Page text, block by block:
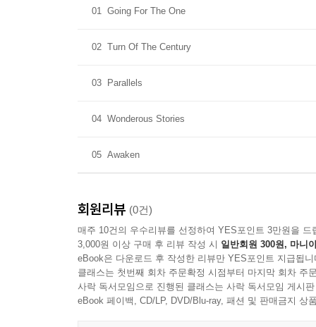
01 Going For The One
02 Turn Of The Century
03 Parallels
04 Wonderous Stories
05 Awaken
회원리뷰 (0건)
매주 10건의 우수리뷰를 선정하여 YES포인트 3만원을 드
3,000원 이상 구매 후 리뷰 작성 시 일반회원 300원, 마니
eBook은 다운로드 후 작성한 리뷰만 YES포인트 지급됩니
클래스는 첫번째 회차 주문확정 시점부터 마지막 회차 주
사락 독서모임으로 진행된 클래스는 사락 독서모임 게시
eBook 페이백, CD/LP, DVD/Blu-ray, 패션 및 판매금지 상